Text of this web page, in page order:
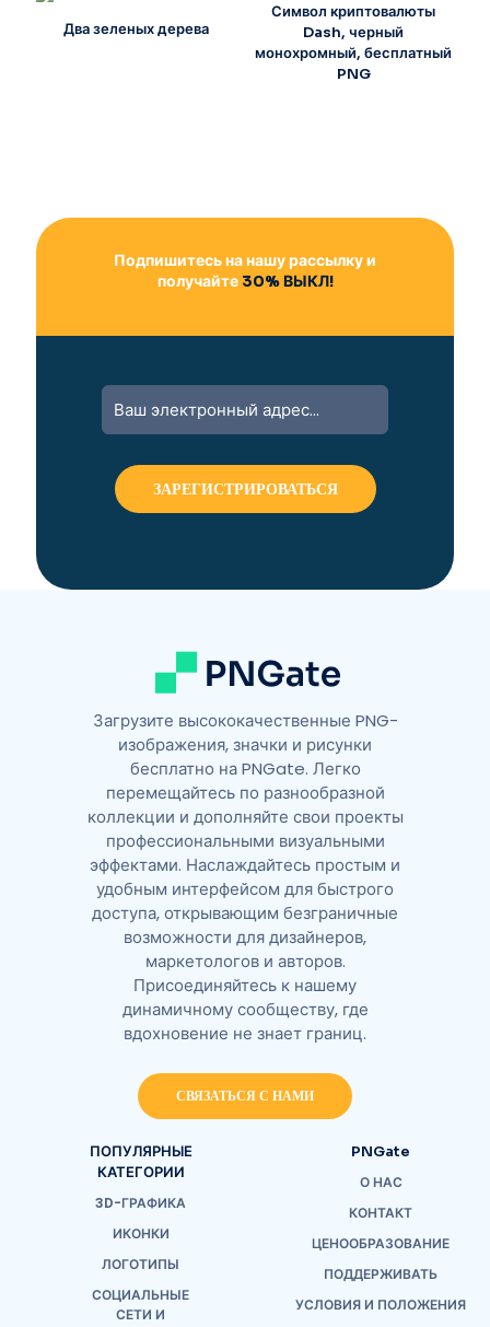
Два зеленых дерева
Символ криптовалюты
Dash, черный
монохромный, бесплатный
PNG
Подпишитесь на нашу рассылку и
получайте30% ВЫКЛ!
Загрузите высококачественные PNG-
изображения, значки и рисунки
бесплатно на PNGate. Легко
перемещайтесь по разнообразной
коллекции и дополняйте свои проекты
профессиональными визуальными
эффектами. Наслаждайтесь простым и
удобным интерфейсом для быстрого
доступа, открывающим безграничные
возможности для дизайнеров,
маркетологов и авторов.
Присоединяйтесь к нашему
динамичному сообществу, где
вдохновение не знает границ.
СВЯЗАТЬСЯ С НАМИ
ПОПУЛЯРНЫЕ
КАТЕГОРИИ
3D-ГРАФИКА
ИКОНКИ
ЛОГОТИПЫ
СОЦИАЛЬНЫЕ
СЕТИ И
PNGate
О НАС
КОНТАКТ
ЦЕНООБРАЗОВАНИЕ
ПОДДЕРЖИВАТЬ
УСЛОВИЯ И ПОЛОЖЕНИЯ